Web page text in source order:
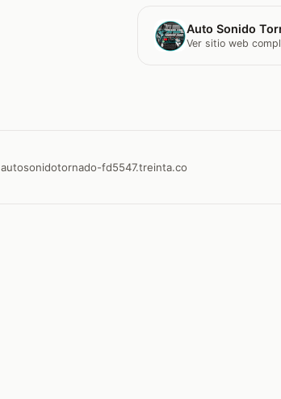
Auto Sonido
Ver sitio web
autosonidotornado-fd5547.treinta.co